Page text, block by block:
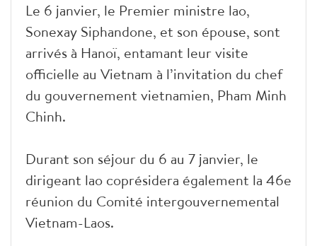
Le 6 janvier, le Premier ministre lao,
Sonexay Siphandone, et son épouse, sont
arrivés à Hanoï, entamant leur visite
officielle au Vietnam à l’invitation du chef
du gouvernement vietnamien, Pham Minh
Chinh.
Durant son séjour du 6 au 7 janvier, le
dirigeant lao coprésidera également la 46e
réunion du Comité intergouvernemental
Vietnam-Laos.